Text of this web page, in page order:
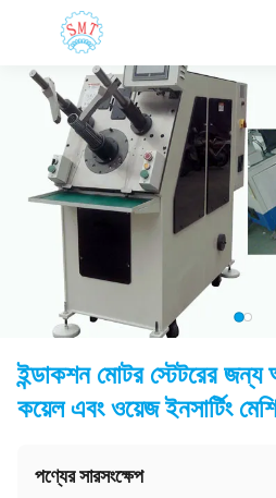
ইন্ডাকশন মোটর স্টেটরের জন্য
কয়েল এবং ওয়েজ ইনসার্টিং
পণ্যের সারসংক্ষেপ